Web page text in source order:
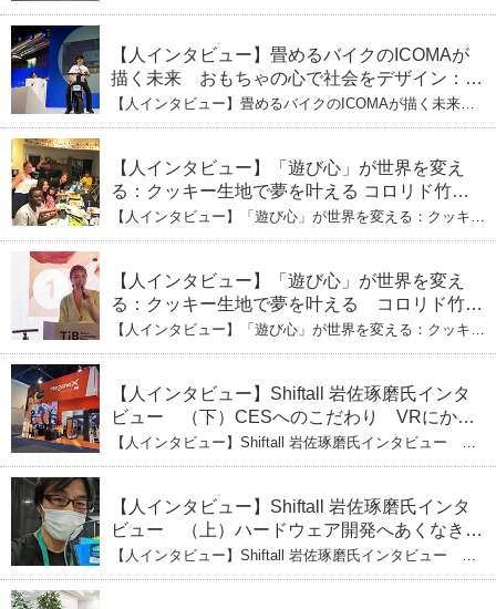
（下）おもちゃで社会を変える、「トイボック
イボックス」というデザインメソッド
【人インタビュー】畳めるバイクのICOMAが
描く未来 おもちゃの心で社会をデザイン：株
式会社ICOMAの代表取締役・生駒崇光
（上）「変形」に魅せられたデザイナーの軌
【人インタビュー】畳めるバイクのICOMAが描く未来
ーの軌跡
【人インタビュー】「遊び心」が世界を変え
る：クッキー生地で夢を叶える コロリド竹内
ひとみ（下） 起業は「影響力」のため。愛と
笑いの子育て哲学
【人インタビュー】「遊び心」が世界を変える：クッキー
【人インタビュー】「遊び心」が世界を変え
る：クッキー生地で夢を叶える コロリド竹内
ひとみ（上） クッキー生地に込めた「誰でも
できる」という哲学
【人インタビュー】「遊び心」が世界を変える：クッキー
【人インタビュー】Shiftall 岩佐琢磨氏インタ
ビュー （下）CESへのこだわり VRにかけ
る未来
【人インタビュー】Shiftall 岩佐琢磨氏インタビュー
【人インタビュー】Shiftall 岩佐琢磨氏インタ
ビュー （上）ハードウェア開発へあくなき挑
戦 その起業の経緯とは
【人インタビュー】Shiftall 岩佐琢磨氏インタビュー